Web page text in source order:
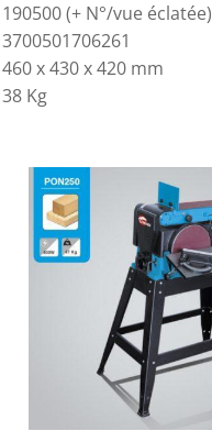
190500 (+ N°/vue éclatée)
3700501706261
460 x 430 x 420 mm
38 Kg